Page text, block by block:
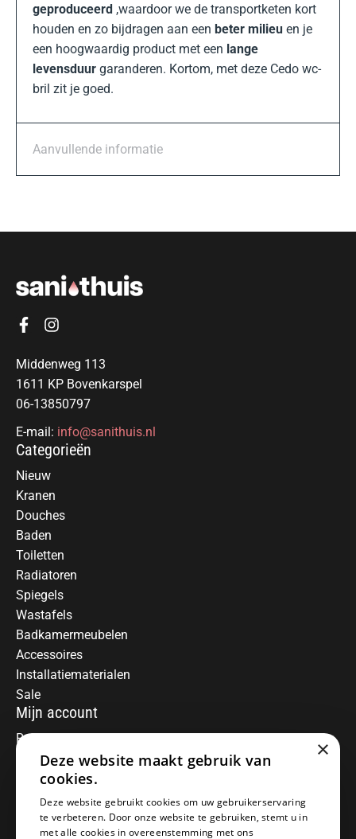
geproduceerd ,waardoor we de transportketen kort
houden en zo bijdragen aan een beter milieu en je
een hoogwaardig product met een lange
levensduur garanderen. Kortom, met deze Cedo wc-
bril zit je goed.
Aanvullende informatie
Middenweg 113
1611 KP Bovenkarspel
06-13850797
E-mail: info@sanithuis.nl
Categorieën
Nieuw
Kranen
Douches
Baden
Toiletten
Radiatoren
Spiegels
Wastafels
Badkamermeubelen
Accessoires
Installatiematerialen
Sale
Mijn account
Registreren
Mijn bestellingen
Informatie
Over ons
Algemene voorwaarden
×
Deze website maakt gebruik van
cookies.
Deze website gebruikt cookies om uw gebruikerservaring
te verbeteren. Door onze website te gebruiken, stemt u in
met alle cookies in overeenstemming met ons